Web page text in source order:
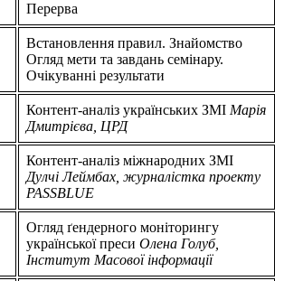
Перерва
Встановлення правил. Знайомство
Огляд мети та завдань семінару.
Очікуванні результати
Контент-аналіз українських ЗМІ Марія
Дмитрієва, ЦРД
Контент-аналіз міжнародних ЗМІ
Дулчі Леймбах, журналістка проекту
PASSBLUE
Огляд ґендерного моніторингу
української преси Олена Голуб,
Інститут Масової інформації